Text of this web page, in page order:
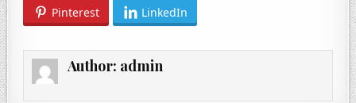
Pinterest LinkedIn
Author: admin